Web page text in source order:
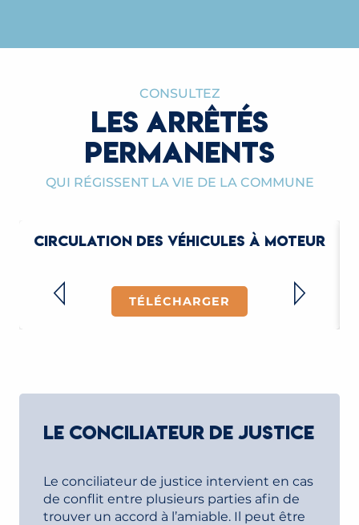
CONSULTEZ
LES ARRÊTÉS
PERMANENTS
QUI RÉGISSENT LA VIE DE LA COMMUNE
CIRCULATION DES VÉHICULES À MOTEUR
TÉLÉCHARGER
LE CONCILIATEUR DE JUSTICE
Le conciliateur de justice intervient en cas
de conflit entre plusieurs parties afin de
trouver un accord à l’amiable. Il peut être